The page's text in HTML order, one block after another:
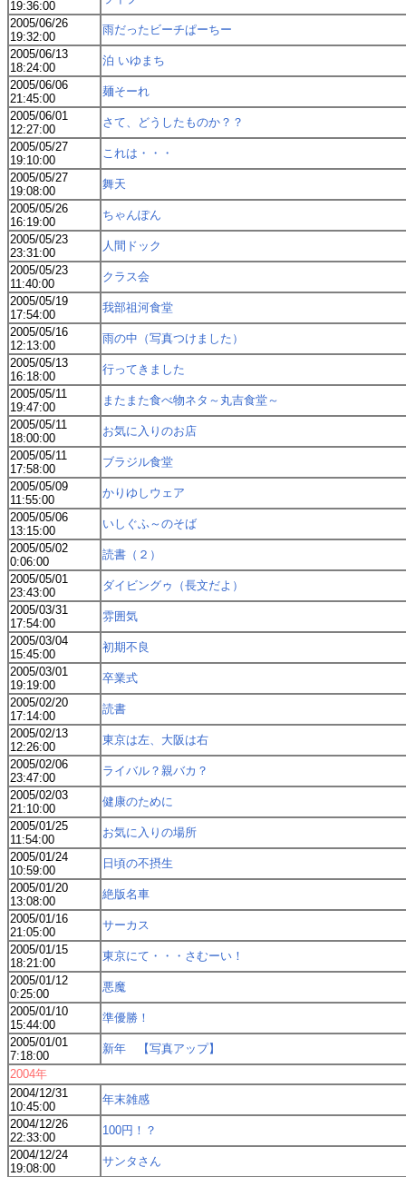
19:36:00
2005/06/26
19:32:00
雨だったビーチぱーちー
2005/06/13
18:24:00
泊 いゆまち
2005/06/06
21:45:00
麺そーれ
2005/06/01
12:27:00
さて、どうしたものか？？
2005/05/27
19:10:00
これは・・・
2005/05/27
19:08:00
舞天
2005/05/26
16:19:00
ちゃんぽん
2005/05/23
23:31:00
人間ドック
2005/05/23
11:40:00
クラス会
2005/05/19
17:54:00
我部祖河食堂
2005/05/16
12:13:00
雨の中（写真つけました）
2005/05/13
16:18:00
行ってきました
2005/05/11
19:47:00
またまた食べ物ネタ～丸吉食堂～
2005/05/11
18:00:00
お気に入りのお店
2005/05/11
17:58:00
ブラジル食堂
2005/05/09
11:55:00
かりゆしウェア
2005/05/06
13:15:00
いしぐふ～のそば
2005/05/02
0:06:00
読書（２）
2005/05/01
23:43:00
ダイビングゥ（長文だよ）
2005/03/31
17:54:00
雰囲気
2005/03/04
15:45:00
初期不良
2005/03/01
19:19:00
卒業式
2005/02/20
17:14:00
読書
2005/02/13
12:26:00
東京は左、大阪は右
2005/02/06
23:47:00
ライバル？親バカ？
2005/02/03
21:10:00
健康のために
2005/01/25
11:54:00
お気に入りの場所
2005/01/24
10:59:00
日頃の不摂生
2005/01/20
13:08:00
絶版名車
2005/01/16
21:05:00
サーカス
2005/01/15
18:21:00
東京にて・・・さむーい！
2005/01/12
0:25:00
悪魔
2005/01/10
15:44:00
準優勝！
2005/01/01
7:18:00
新年 【写真アップ】
2004年
2004/12/31
10:45:00
年末雑感
2004/12/26
22:33:00
100円！？
2004/12/24
19:08:00
サンタさん